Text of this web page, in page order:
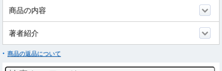
商品の内容
著者紹介
商品の返品について